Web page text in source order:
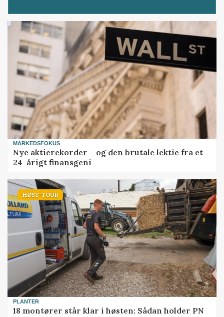
MARKEDSFOKUS
Nye aktierekorder – og den brutale lektie fra et
24-årigt finansgeni
HØST-TOUR
PLANTER
18 montører står klar i høsten: Sådan holder PN